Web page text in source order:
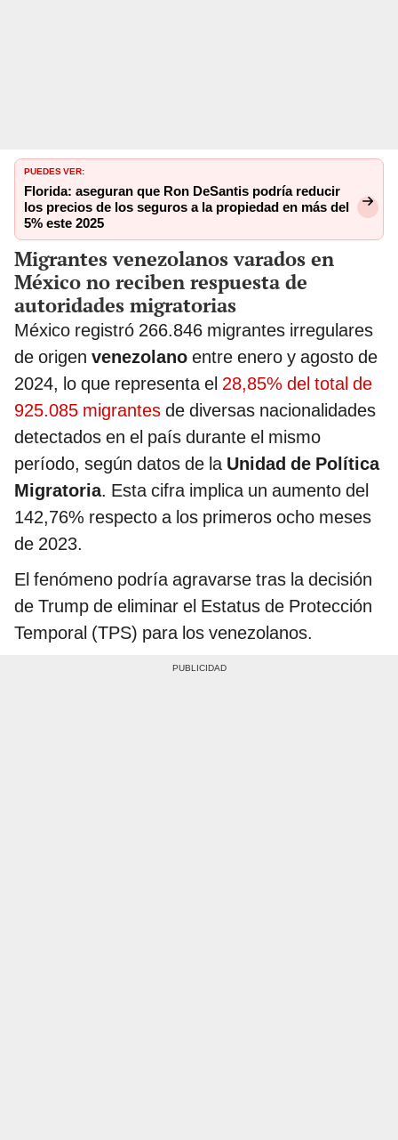
PUEDES VER:
Florida: aseguran que Ron DeSantis podría reducir
los precios de los seguros a la propiedad en más del
5% este 2025
Migrantes venezolanos varados en
México no reciben respuesta de
autoridades migratorias
México registró 266.846 migrantes irregulares
de origen venezolano entre enero y agosto de
2024, lo que representa el 28,85% del total de
925.085 migrantes de diversas nacionalidades
detectados en el país durante el mismo
período, según datos de la Unidad de Política
Migratoria. Esta cifra implica un aumento del
142,76% respecto a los primeros ocho meses
de 2023.
El fenómeno podría agravarse tras la decisión
de Trump de eliminar el Estatus de Protección
Temporal (TPS) para los venezolanos.